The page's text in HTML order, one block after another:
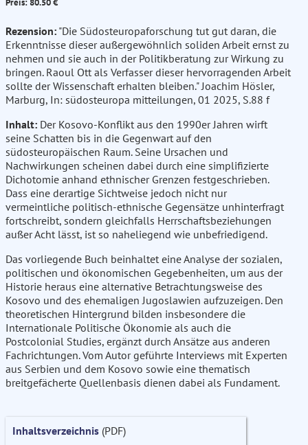
Rezension: "Die Südosteuropaforschung tut gut daran, die
Erkenntnisse dieser außergewöhnlich soliden Arbeit ernst zu
nehmen und sie auch in der Politikberatung zur Wirkung zu
bringen. Raoul Ott als Verfasser dieser hervorragenden Arbeit
sollte der Wissenschaft erhalten bleiben." Joachim Hösler,
Marburg, In: südosteuropa mitteilungen, 01 2025, S.88 f
Inhalt: Der Kosovo-Konflikt aus den 1990er Jahren wirft
seine Schatten bis in die Gegenwart auf den
südosteuropäischen Raum. Seine Ursachen und
Nachwirkungen scheinen dabei durch eine simplifizierte
Dichotomie anhand ethnischer Grenzen festgeschrieben.
Dass eine derartige Sichtweise jedoch nicht nur
vermeintliche politisch-ethnische Gegensätze unhinterfragt
fortschreibt, sondern gleichfalls Herrschaftsbeziehungen
außer Acht lässt, ist so naheliegend wie unbefriedigend.
Das vorliegende Buch beinhaltet eine Analyse der sozialen,
politischen und ökonomischen Gegebenheiten, um aus der
Historie heraus eine alternative Betrachtungsweise des
Kosovo und des ehemaligen Jugoslawien aufzuzeigen. Den
theoretischen Hintergrund bilden insbesondere die
Internationale Politische Ökonomie als auch die
Postcolonial Studies, ergänzt durch Ansätze aus anderen
Fachrichtungen. Vom Autor geführte Interviews mit Experten
aus Serbien und dem Kosovo sowie eine thematisch
breitgefächerte Quellenbasis dienen dabei als Fundament.
Inhaltsverzeichnis (PDF)